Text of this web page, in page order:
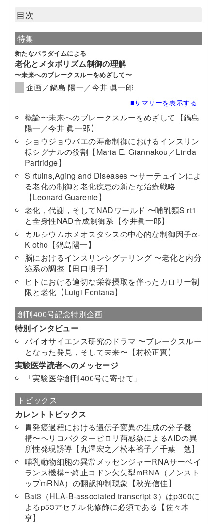
目次
特集
新たなパラダイムによる
老化とメタボリズム制御の理解
〜未来へのブレークスルーをめざして〜
企画／鍋島 陽一／今井 眞一郎
■サマリーを表示する
概論〜未来へのブレークスルーをめざして 【鍋島
陽一／今井 眞一郎】
ショウジョウバエの寿命制御におけるインスリン
様シグナルの役割 【Maria E. Giannakou／Linda
Partridge】
Sirtuins,Aging,and Diseases 〜サーテュインによ
る老化の制御と老化疾患の新たな治療戦略
【Leonard Guarente】
老化，代謝，そしてNADワールド 〜哺乳類Sirt1
と全身性NAD合成制御系 【今井眞一郎】
カルシウムホメオスタシスの中心的な制御因子α-
Klotho 【鍋島陽一】
脳におけるインスリンシグナリング 〜老化と内分
泌系の調整 【田口明子】
ヒトにおける適切な栄養摂取を伴ったカロリー制
限と老化 【Luigi Fontana】
創刊400号記念特別企画
特別インタビュー
バイオサイエンス研究のドラマ 〜ブレークスルー
となった発見，そして未来〜 【村松正實】
実験医学読者へのメッセージ
「実験医学創刊400号に寄せて」
トピックス
カレントトピックス
胃発癌過程における遺伝子変異の生成の分子機
構〜ヘリコバクターピロリ菌感染によるAIDの異
所性発現誘導 【丸澤宏之／松本裕子／千葉 勉】
哺乳動物細胞の異常メッセンジャーRNAサーベイ
ランス機構〜終止コドン欠失型mRNA（ノンスト
ップmRNA）の翻訳抑制現象 【秋光信佳】
Bat3（HLA-B-associated transcript 3）はp300に
よるp53アセチル化修飾に必須である 【佐々木
亨】